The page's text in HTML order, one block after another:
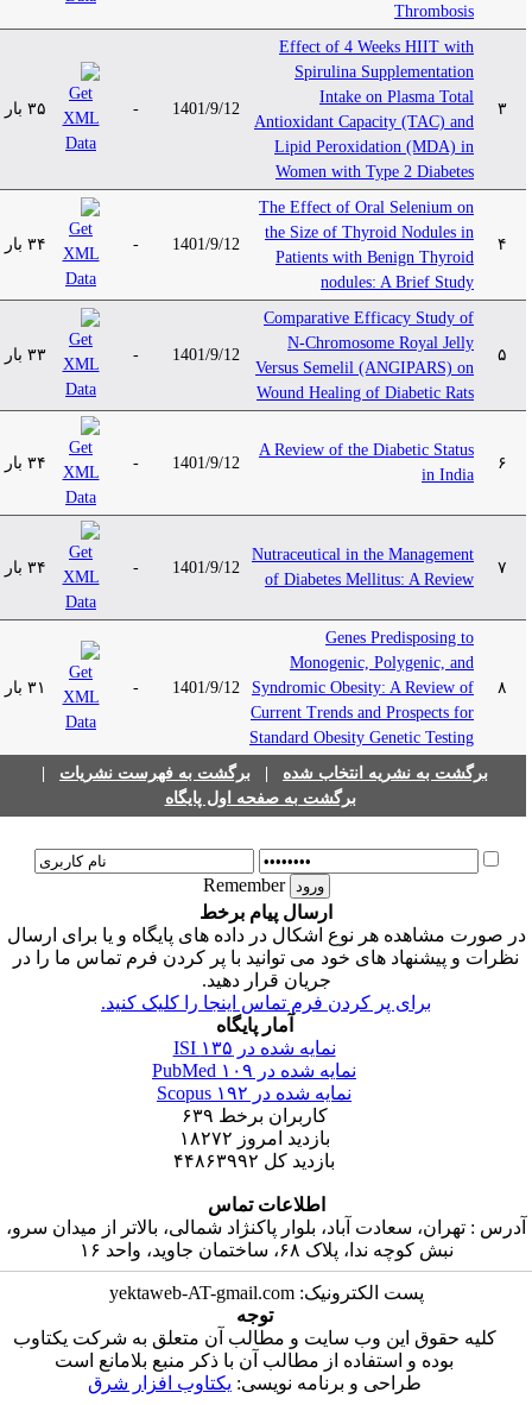
Thrombosis
Effect of 4 Weeks HIIT with
Spirulina Supplementation
Intake on Plasma Total
Antioxidant Capacity (TAC) and
Lipid Peroxidation (MDA) in
Women with Type 2 Diabetes
1401/9/12 ۳۵ بار
The Effect of Oral Selenium on
the Size of Thyroid Nodules in
Patients with Benign Thyroid
nodules: A Brief Study
1401/9/12 ۳۴ بار
Comparative Efficacy Study of
N-Chromosome Royal Jelly
Versus Semelil (ANGIPARS) on
Wound Healing of Diabetic Rats
1401/9/12 ۳۳ بار
A Review of the Diabetic Status
in India
1401/9/12 ۳۴ بار
Nutraceutical in the Management
of Diabetes Mellitus: A Review
1401/9/12 ۳۴ بار
Genes Predisposing to
Monogenic, Polygenic, and
Syndromic Obesity: A Review of
Current Trends and Prospects for
Standard Obesity Genetic Testing
1401/9/12 ۳۱ بار
برگشت به نشریه انتخاب شده| برگشت به فهرست نشریات|
برگشت به صفحه اول پایگاه
Remember
ارسال پیام برخط
صورت مشاهده هر نوع اشکال در داده های پایگاه و یا برای ارسال
نظرات و پیشنهاد های خود می توانید با پر کردن فرم تماس ما را در
جریان قرار دهید.
برای پر کردن فرم تماس اینجا را کلیک کنید.
آمار پایگاه
نمایه شده در ISI۱۳۵
نمایه شده در PubMed۱۰۹
نمایه شده در Scopus۱۹۲
کاربران برخط۶۳۹
بازدید امروز۱۸۲۷۲
بازدید کل ۴۴۸۶۳۹۹۲
اطلاعات تماس
: تهران، سعادت آباد، بلوار پاکنژاد شمالی، بالاتر از میدان سرو،
نبش کوچه ندا، پلاک ۶۸، ساختمان جاوید، واحد ۱۶
پست الکترونیک: yektaweb-AT-gmail.com
توجه
کلیه حقوق این وب سایت و مطالب آن متعلق به شرکت یکتاوب
بوده و استفاده از مطالب آن با ذکر منبع بلامانع است
طراحی و برنامه نویسی:یکتاوب افزار شرق